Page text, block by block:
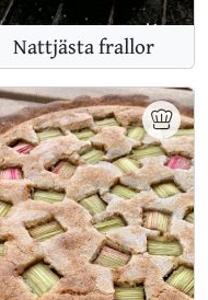
Nattjästa frallor